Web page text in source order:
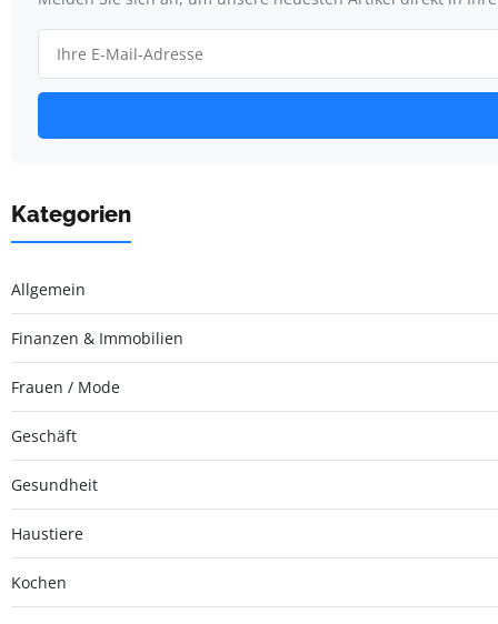
Kategorien
Allgemein
Finanzen & Immobilien
Frauen / Mode
Geschäft
Gesundheit
Haustiere
Kochen